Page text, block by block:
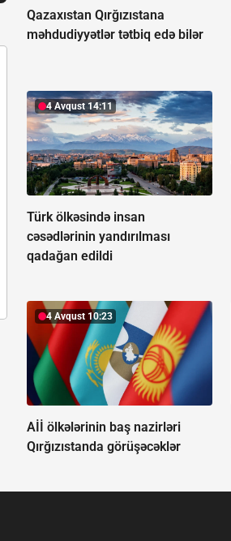
Qazaxıstan Qırğızıstana
məhdudiyyətlər tətbiq edə bilər
4 Avqust 14:11
Türk ölkəsində insan
cəsədlərinin yandırılması
qadağan edildi
4 Avqust 10:23
Aİİ ölkələrinin baş nazirləri
Qırğızıstanda görüşəcəklər